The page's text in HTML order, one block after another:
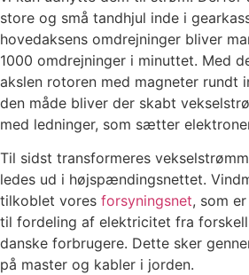
store og små tandhjul inde i
hovedaksens omdrejninger bliver
1000 omdrejninger i minuttet. Med
akslen rotoren med magneter rundt
den måde bliver der skabt
med ledninger, som sætter
Til sidst transformeres
ledes ud i højspændingsnettet.
tilkoblet vores forsyningsnet, som
til fordeling af elektricitet fra
danske forbrugere. Dette sker
på master og kabler i jorden.